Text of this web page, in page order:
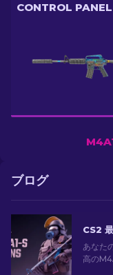
CONTROL PANEL
ブログ
あなた
高の